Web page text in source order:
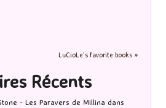
LuCioLe's favorite books »
Récents
- Les Paravers de Millina dans